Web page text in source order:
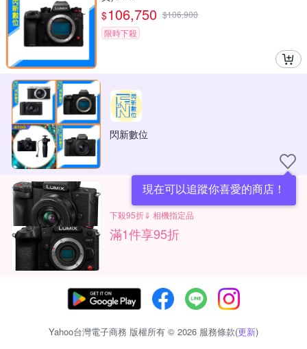
$106,750 $106,900
限時下殺
閃新數位
現在可以追蹤你喜愛的商店！
下殺95折⇓ 相機指定品
滿1件享95折
Yahoo台灣電子商務 版權所有 © 2026 服務條款(更新)